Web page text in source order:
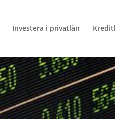
Investera i privatlån